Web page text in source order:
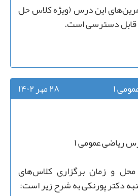
این درس (ویژه کلاس حل
قابل دسترسی است.
۱
۲۸ مهر ۱۴۰۲
ریاضی عمومی ۱
محل و زمان برگزاری کلاس‌های
دکتر پورنکی به شرح زیر است: